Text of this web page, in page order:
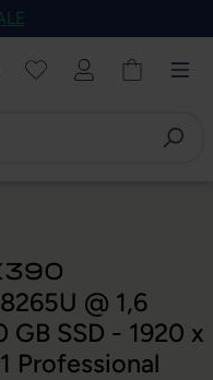
@ 1,6
GB SSD - 1920 x
Professional